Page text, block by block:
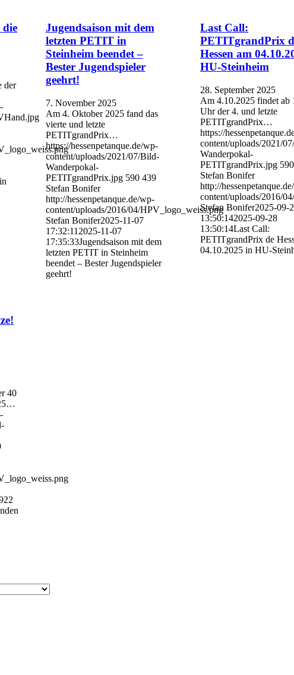
die
der
Jugendsaison mit dem
letzten PETIT in
Steinheim beendet –
Bester Jugendspieler
geehrt!
7. November 2025
Am 4. Oktober 2025 fand das
vierte und letzte
PETITgrandPrix…
https://hessenpetanque.de/wp-
content/uploads/2021/07/Bild-
Wanderpokal-
PETITgrandPrix.jpg 590 439
Stefan Bonifer
http://hessenpetanque.de/wp-
content/uploads/2016/04/HPV_logo_weiss.png
Stefan Bonifer2025-11-07
17:32:11 2025-11-07
17:35:33Jugendsaison mit dem
letzten PETIT in Steinheim
beendet – Bester Jugendspieler
geehrt!
Last Call:
PETITgrandPrix
Hessen am
HU-Steinheim
28. September 2025
Am 4.10.2025 findet ab
Uhr der 4. und letzte
PETITgrandPrix…
https://
content/uploads/2021/
Wanderpokal-
PETITgrandPrix.jpg 590
Stefan Bonifer
http://
content/uploads/2016/
Stefan Bonifer2025-09-
13:50:142025-09-28
13:50:14Last Call:
PETITgrandPrix de
04.10.2025 in HU-
40
22